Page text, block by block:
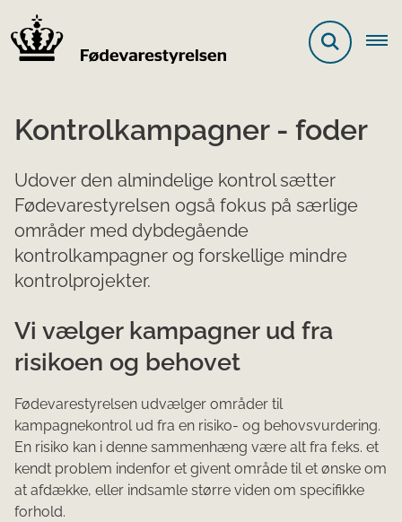
Kontrolkampagner - foder
Udover den almindelige kontrol sætter
Fødevarestyrelsen også fokus på særlige
områder med dybdegående
kontrolkampagner og forskellige mindre
kontrolprojekter.
Vi vælger kampagner ud fra
risikoen og behovet
Fødevarestyrelsen udvælger områder til
kampagnekontrol ud fra en risiko- og behovsvurdering.
En risiko kan i denne sammenhæng være alt fra f.eks. et
kendt problem indenfor et givent område til et ønske om
at afdække, eller indsamle større viden om specifikke
forhold.